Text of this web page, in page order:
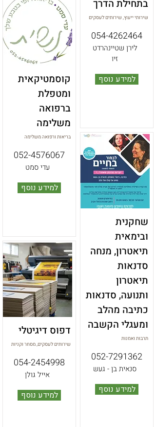
שירותי ייעוץ, שירותים לעסקים
054-4262464
לירן שטיינהרדט
זיו
למידע נוסף
בתחילת הדרך
תרבות ואמנות
052-7291362
סנאית בן - געש
למידע נוסף
שחקנית
ובימאית
תיאטרון, מנחה
סדנאות
תיאטרון
ותנועה, סדנאות
כתיבה מהלב
ומעגלי הקשבה
בריאות ורפואה משלימה
052-4576067
עדי סמט
למידע נוסף
קוסמטיקאית
ומטפלת
ברפואה
משלימה
שירותים לעסקים, מסחר וקניות
054-2454998
אייל גולן
למידע נוסף
דפוס דיגיטלי